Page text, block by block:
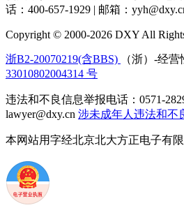
话：400-657-1929 | 邮箱：
Copyright © 2000-2026 DXY All
浙B2-20070219(含BBS) （浙）-经营
33010802004314 号
违法和不良信息举报电话：0571-
lawyer@dxy.cn 涉未成年人违法和不
本网站用字经北京北大方正电子有